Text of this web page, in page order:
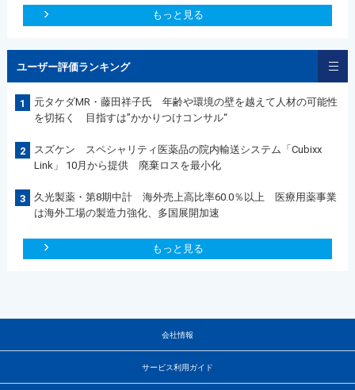
もっと見る
ユーザー評価ランキング
1
元タケダMR・藤田祥子氏 年齢や環境の壁を越えて人材の可能性
を切拓く 目指すは”かかりつけコンサル“
2
スズケン スペシャリティ医薬品の院内輸送システム「Cubixx
Link」 10月から提供 廃棄ロスを最小化
3
久光製薬・第8期中計 海外売上高比率60.0％以上 医療用薬事業
は海外工場の製造力強化、多国展開加速
もっと見る
会社情報
サービス利用ガイド